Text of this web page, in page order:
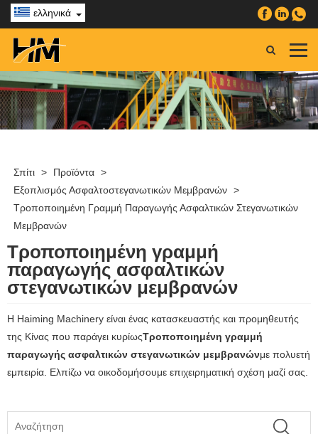
ελληνικά
Σπίτι > Προϊόντα >
Εξοπλισμός Ασφαλτοστεγανωτικών Μεμβρανών >
Τροποποιημένη Γραμμή Παραγωγής Ασφαλτικών Στεγανωτικών
Μεμβρανών
Τροποποιημένη γραμμή
παραγωγής ασφαλτικών
στεγανωτικών μεμβρανών
Η Haiming Machinery είναι ένας κατασκευαστής και προμηθευτής
της Κίνας που παράγει κυρίωςΤροποποιημένη γραμμή
παραγωγής ασφαλτικών στεγανωτικών μεμβρανώνμε πολυετή
εμπειρία. Ελπίζω να οικοδομήσουμε επιχειρηματική σχέση μαζί σας.